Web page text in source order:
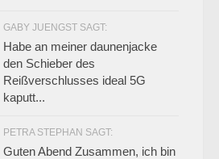
GABY JUENGST SAGT:
Habe an meiner daunenjacke
den Schieber des
Reißverschlusses ideal 5G
kaputt...
PETRA STEPHAN SAGT:
Guten Abend Zusammen, ich bin